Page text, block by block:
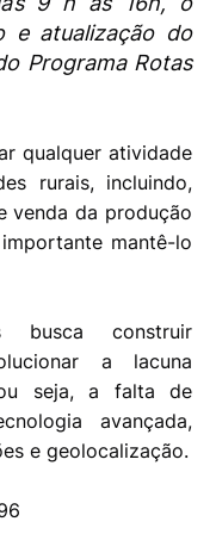
e atualização do
Programa Rotas
qualquer atividade
rurais, incluindo,
venda da produção
mantê-lo
busca construir
a lacuna
seja, a falta de
avançada,
e geolocalização.